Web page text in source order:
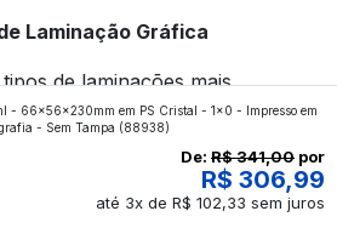
Laminação Gráfica
de laminações mais
da gráfica FuturaIM? Então,
vamos revelar para você!
- 66x56x230mm em PS Cristal - 1x0 - Impresso em
- Sem Tampa (88938)
De: R$ 341,00 por
R$ 306,99
até 3x de R$ 102,33 sem juros